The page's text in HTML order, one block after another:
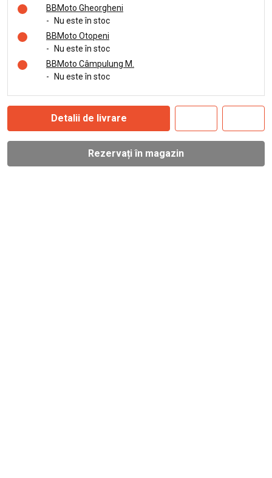
BBMoto Gheorgheni
-
Nu este în stoc
BBMoto Otopeni
-
Nu este în stoc
BBMoto Câmpulung M.
-
Nu este în stoc
Detalii de livrare
Rezervați în magazin